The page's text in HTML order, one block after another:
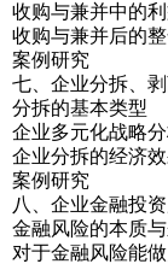
收购与兼并中的
收购与兼并后的
案例研究
七、企业分拆、
分拆的基本类型
企业多元化战略
企业分拆的经济
案例研究
八、企业金融投
金融风险的本质
对于金融风险能